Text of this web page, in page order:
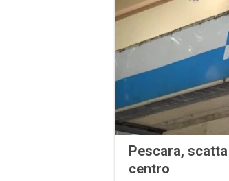
Pescara,
centro